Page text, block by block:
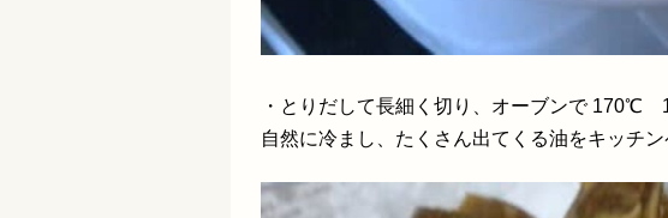
・とりだして長細く切り、オーブンで 170℃ 1
自然に冷まし、たくさん出てくる油をキッチン